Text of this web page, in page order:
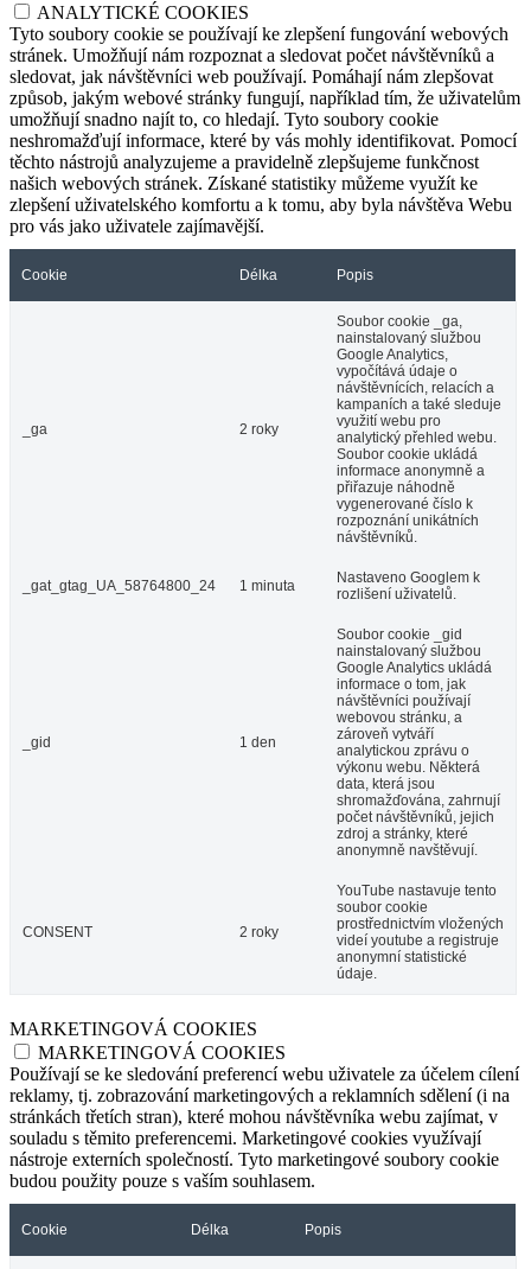
ANALYTICKÉ COOKIES
Tyto soubory cookie se používají ke zlepšení fungování webových
stránek. Umožňují nám rozpoznat a sledovat počet návštěvníků a
sledovat, jak návštěvníci web používají. Pomáhají nám zlepšovat
způsob, jakým webové stránky fungují, například tím, že uživatelům
umožňují snadno najít to, co hledají. Tyto soubory cookie
neshromažďují informace, které by vás mohly identifikovat. Pomocí
těchto nástrojů analyzujeme a pravidelně zlepšujeme funkčnost
našich webových stránek. Získané statistiky můžeme využít ke
zlepšení uživatelského komfortu a k tomu, aby byla návštěva Webu
pro vás jako uživatele zajímavější.
Cookie Délka Popis
_ga 2 roky
Soubor cookie _ga,
nainstalovaný službou
Google Analytics,
vypočítává údaje o
návštěvnících, relacích a
kampaních a také sleduje
využití webu pro
analytický přehled webu.
Soubor cookie ukládá
informace anonymně a
přiřazuje náhodně
vygenerované číslo k
rozpoznání unikátních
návštěvníků.
_gat_gtag_UA_58764800_24 1 minuta
Nastaveno Googlem k
rozlišení uživatelů.
_gid 1 den
Soubor cookie _gid
nainstalovaný službou
Google Analytics ukládá
informace o tom, jak
návštěvníci používají
webovou stránku, a
zároveň vytváří
analytickou zprávu o
výkonu webu. Některá
data, která jsou
shromažďována, zahrnují
počet návštěvníků, jejich
zdroj a stránky, které
anonymně navštěvují.
CONSENT 2 roky
YouTube nastavuje tento
soubor cookie
prostřednictvím vložených
videí youtube a registruje
anonymní statistické
údaje.
MARKETINGOVÁ COOKIES
MARKETINGOVÁ COOKIES
Používají se ke sledování preferencí webu uživatele za účelem cílení
reklamy, tj. zobrazování marketingových a reklamních sdělení (i na
stránkách třetích stran), které mohou návštěvníka webu zajímat, v
souladu s těmito preferencemi. Marketingové cookies využívají
nástroje externích společností. Tyto marketingové soubory cookie
budou použity pouze s vaším souhlasem.
Cookie Délka Popis